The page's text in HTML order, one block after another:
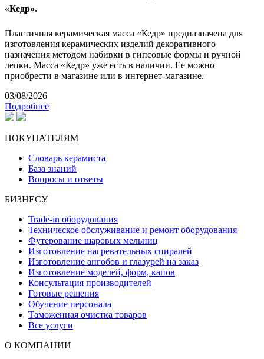
«Кедр».
Пластичная керамическая масса «Кедр» предназначена для
изготовления керамических изделий декоративного
назначения методом набивки в гипсовые формы и ручной
лепки. Масса «Кедр» уже есть в наличии. Ее можно
приобрести в магазине или в интернет-магазине.
03/08/2026
Подробнее
ПОКУПАТЕЛЯМ
Словарь керамиста
База знаний
Вопросы и ответы
БИЗНЕСУ
Trade-in оборудования
Техническое обслуживание и ремонт оборудования
Футерование шаровых мельниц
Изготовление нагревательных спиралей
Изготовление ангобов и глазурей на заказ
Изготовление моделей, форм, капов
Консультация производителей
Готовые решения
Обучение персонала
Таможенная очистка товаров
Все услуги
О КОМПАНИИ